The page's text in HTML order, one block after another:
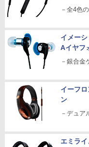
－全4色
イメー
Aイヤフ
－銀合金
イーフ
ン
－デュア
エミラ